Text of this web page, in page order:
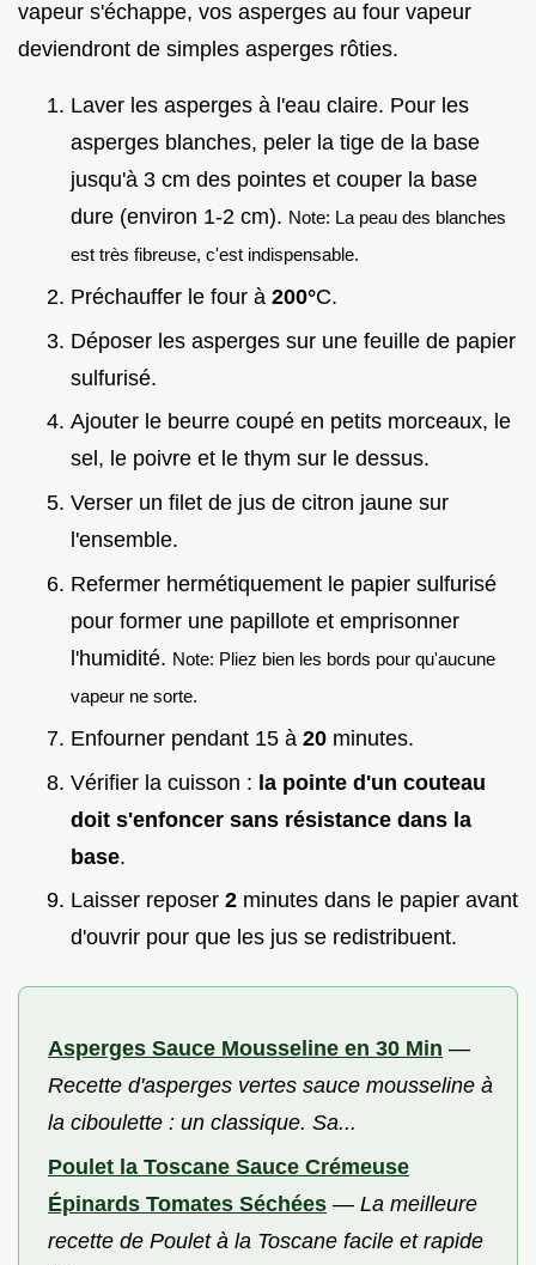
vapeur s'échappe, vos asperges au four vapeur
deviendront de simples asperges rôties.
Laver les asperges à l'eau claire. Pour les
asperges blanches, peler la tige de la base
jusqu'à 3 cm des pointes et couper la base
dure (environ 1-2 cm). Note: La peau des blanches
est très fibreuse, c'est indispensable.
Préchauffer le four à 200°C.
Déposer les asperges sur une feuille de papier
sulfurisé.
Ajouter le beurre coupé en petits morceaux, le
sel, le poivre et le thym sur le dessus.
Verser un filet de jus de citron jaune sur
l'ensemble.
Refermer hermétiquement le papier sulfurisé
pour former une papillote et emprisonner
l'humidité. Note: Pliez bien les bords pour qu'aucune
vapeur ne sorte.
Enfourner pendant 15 à 20 minutes.
Vérifier la cuisson : la pointe d'un couteau
doit s'enfoncer sans résistance dans la
base.
Laisser reposer 2 minutes dans le papier avant
d'ouvrir pour que les jus se redistribuent.
Asperges Sauce Mousseline en 30 Min —
Recette d'asperges vertes sauce mousseline à
la ciboulette : un classique. Sa...
Poulet la Toscane Sauce Crémeuse
Épinards Tomates Séchées — La meilleure
recette de Poulet à la Toscane facile et rapide